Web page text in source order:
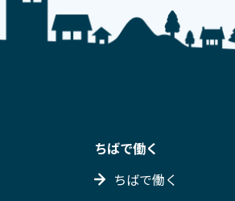
ちばで働く
ちばで働く